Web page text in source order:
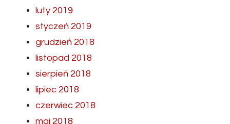
luty 2019
styczeń 2019
grudzień 2018
listopad 2018
sierpień 2018
lipiec 2018
czerwiec 2018
maj 2018